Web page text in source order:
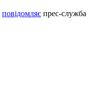
повідомляє прес-служба